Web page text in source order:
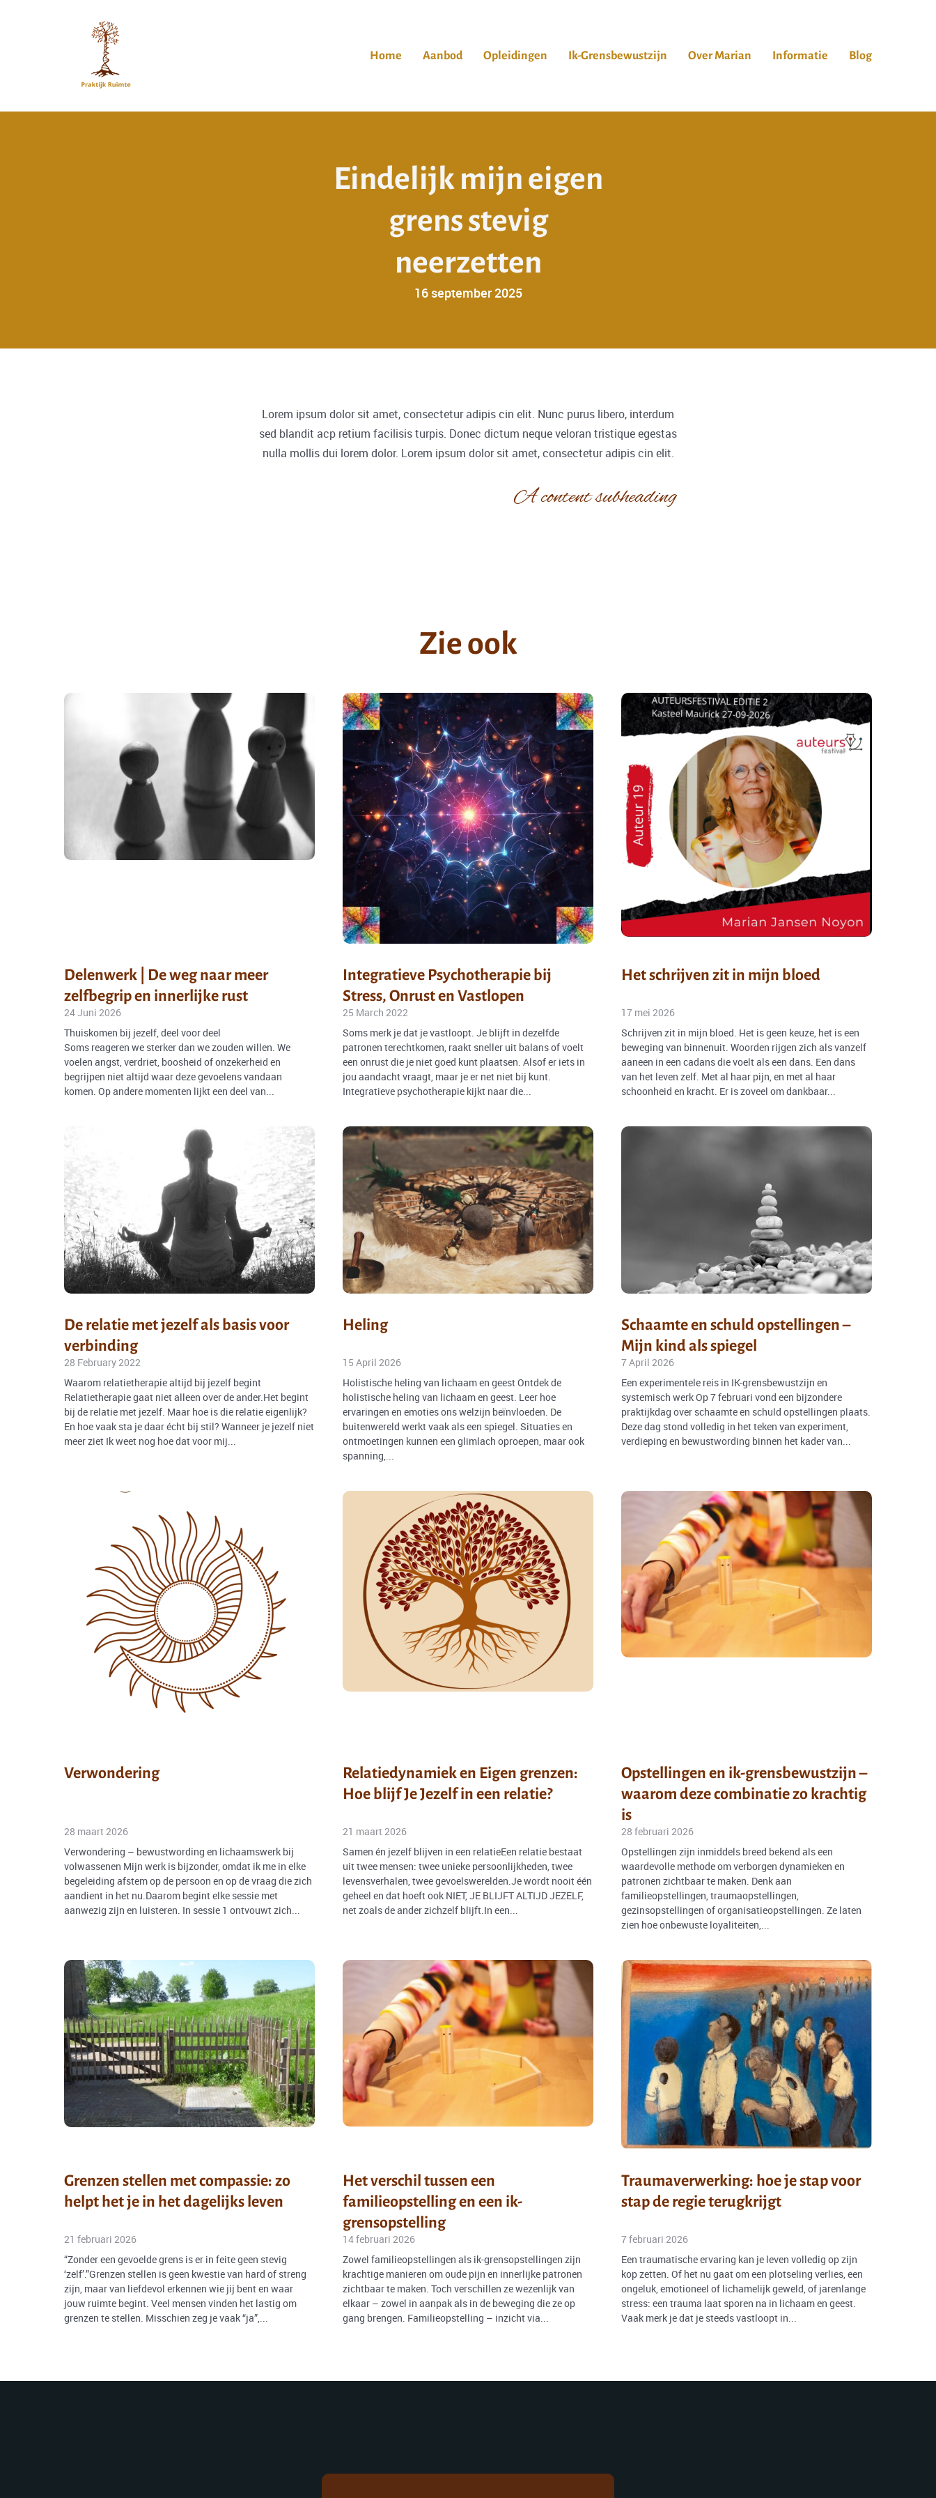
Home Aanbod Opleidingen Ik-Grensbewustzijn Over Marian Informatie Blog
Eindelijk mijn eigen
grensstevig
neerzetten
16 september 2025
Lorem ipsum dolor sit amet, consectetur adipis cin elit. Nunc purus libero, interdum
sed blandit acp retium facilisis turpis. Donec dictum neque veloran tristique egestas
nulla mollis dui lorem dolor. Lorem ipsum dolor sit amet, consectetur adipis cin elit.
A content subheading
Zie ook
Delenwerk | De weg naar meer
zelfbegrip en innerlijke rust
24 Juni 2026
Thuiskomen bij jezelf, deel voor deel
Soms reageren we sterker dan we zouden willen. We
voelen angst, verdriet, boosheid of onzekerheid en
begrijpen niet altijd waar deze gevoelens vandaan
komen. Op andere momenten lijkt een deel van...
Integratieve Psychotherapie bij
Stress, Onrust en Vastlopen
25 March 2022
Soms merk je dat je vastloopt. Je blijft in dezelfde
patronen terechtkomen, raakt sneller uit balans of voelt
een onrust die je niet goed kunt plaatsen. Alsof er iets in
jou aandacht vraagt, maar je er net niet bij kunt.
Integratieve psychotherapie kijkt naar die...
Het schrijven zit in mijn bloed
17 mei 2026
Schrijven zit in mijn bloed. Het is geen keuze, het is een
beweging van binnenuit. Woorden rijgen zich als vanzelf
aaneen in een cadans die voelt als een dans. Een dans
van het leven zelf. Met al haar pijn, en met al haar
schoonheid en kracht. Er is zoveel om dankbaar...
De relatie met jezelf als basis voor
verbinding
28 February 2022
Waarom relatietherapie altijd bij jezelf begint
Relatietherapie gaat niet alleen over de ander.Het begint
bij de relatie met jezelf. Maar hoe is die relatie eigenlijk?
En hoe vaak sta je daar écht bij stil? Wanneer je jezelf niet
meer ziet Ik weet nog hoe dat voor mij...
Heling
15 April 2026
Holistische heling van lichaam en geest Ontdek de
holistische heling van lichaam en geest. Leer hoe
ervaringen en emoties ons welzijn beïnvloeden. De
buitenwereld werkt vaak als een spiegel. Situaties en
ontmoetingen kunnen een glimlach oproepen, maar ook
spanning,...
Schaamte en schuld opstellingen –
Mijn kind als spiegel
7 April 2026
Een experimentele reis in IK-grensbewustzijn en
systemisch werk Op 7 februari vond een bijzondere
praktijkdag over schaamte en schuld opstellingen plaats.
Deze dag stond volledig in het teken van experiment,
verdieping en bewustwording binnen het kader van...
Verwondering
28 maart 2026
Verwondering – bewustwording en lichaamswerk bij
volwassenen Mijn werk is bijzonder, omdat ik me in elke
begeleiding afstem op de persoon en op de vraag die zich
aandient in het nu.Daarom begint elke sessie met
aanwezig zijn en luisteren. In sessie 1 ontvouwt zich...
Relatiedynamiek en Eigen grenzen:
Hoe blijf Je Jezelf in een relatie?
21 maart 2026
Samen én jezelf blijven in een relatieEen relatie bestaat
uit twee mensen: twee unieke persoonlijkheden, twee
levensverhalen, twee gevoelswerelden.Je wordt nooit één
geheel en dat hoeft ook NIET, JE BLIJFT ALTIJD JEZELF,
net zoals de ander zichzelf blijft.In een...
Opstellingen en ik-grensbewustzijn –
waarom deze combinatie zo krachtig
is
28 februari 2026
Opstellingen zijn inmiddels breed bekend als een
waardevolle methode om verborgen dynamieken en
patronen zichtbaar te maken. Denk aan
familieopstellingen, traumaopstellingen,
gezinsopstellingen of organisatieopstellingen. Ze laten
zien hoe onbewuste loyaliteiten,...
Grenzen stellen met compassie: zo
helpt het je in het dagelijks leven
21 februari 2026
“Zonder een gevoelde grens is er in feite geen stevig
‘zelf’.”Grenzen stellen is geen kwestie van hard of streng
zijn, maar van liefdevol erkennen wie jij bent en waar
jouw ruimte begint. Veel mensen vinden het lastig om
grenzen te stellen. Misschien zeg je vaak “ja”,...
Het verschil tussen een
familieopstelling en een ik-
grensopstelling
14 februari 2026
Zowel familieopstellingen als ik-grensopstellingen zijn
krachtige manieren om oude pijn en innerlijke patronen
zichtbaar te maken. Toch verschillen ze wezenlijk van
elkaar – zowel in aanpak als in de beweging die ze op
gang brengen. Familieopstelling – inzicht via...
Traumaverwerking: hoe je stap voor
stap de regie terugkrijgt
7 februari 2026
Een traumatische ervaring kan je leven volledig op zijn
kop zetten. Of het nu gaat om een plotseling verlies, een
ongeluk, emotioneel of lichamelijk geweld, of jarenlange
stress: een trauma laat sporen na in lichaam en geest.
Vaak merk je dat je steeds vastloopt in...